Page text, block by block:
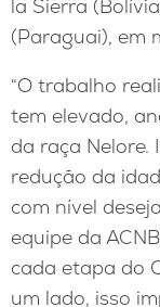
la Sierra
(Paraguai), em
“O trabalho
tem elevado,
da raça Nelore.
redução da
com nível
equipe da
cada etapa do
um lado, isso